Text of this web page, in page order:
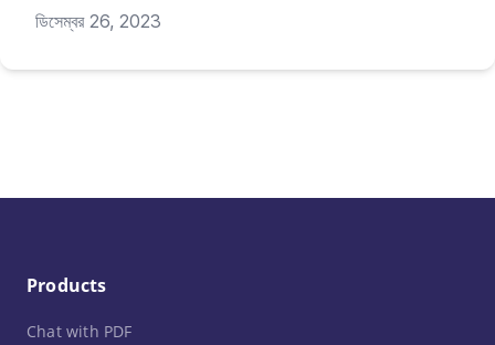
ডিসেম্বর 26, 2023
Products
Chat with PDF